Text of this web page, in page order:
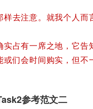
去注意。就我个人
占有一席之地，它
们会时间购实，但
参考范文二